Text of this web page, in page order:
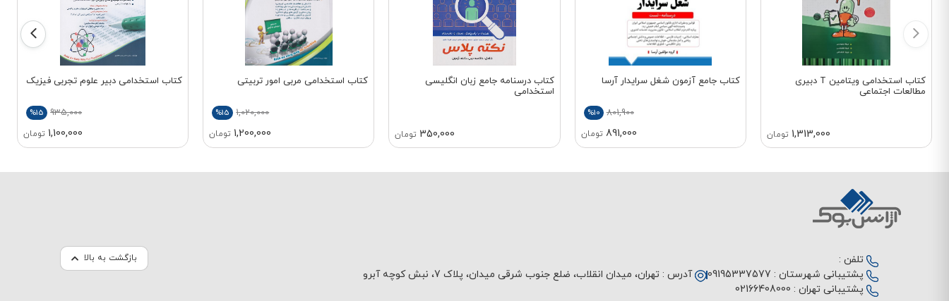
کتاب استخدامی ویتامین T دبیری
مطالعات اجتماعی
1,313,000 تومان
کتاب جامع آزمون شغل سرایدار آرسا
801,900
%10
891,000 تومان
کتاب درسنامه جامع زبان انگلیسی
استخدامی
350,000 تومان
کتاب استخدامی مربی امور تربیتی
1,020,000
%15
1,200,000 تومان
کتاب استخدامی دبیر علوم تجربی فیزیک
935,000
%15
1,100,000 تومان
بازگشت به بالا
تلفن :
پشتیبانی شهرستان : 09195337577
پشتیبانی تهران : 02166408000
آدرس : تهران، میدان انقلاب، ضلع جنوب شرقی میدان، پلاک 7، نبش کوچه آبرو